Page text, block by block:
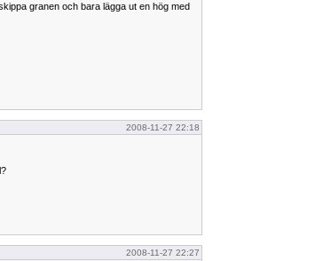
granen och bara lägga ut en hög med
2008-11-27 22:18
2008-11-27 22:27